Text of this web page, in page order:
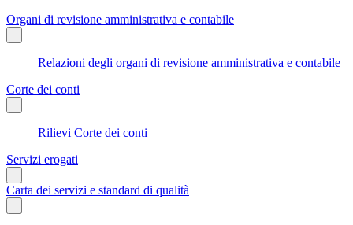
Organi di revisione amministrativa e contabile
Relazioni degli organi di revisione amministrativa e contabile
Corte dei conti
Rilievi Corte dei conti
Servizi erogati
Carta dei servizi e standard di qualità